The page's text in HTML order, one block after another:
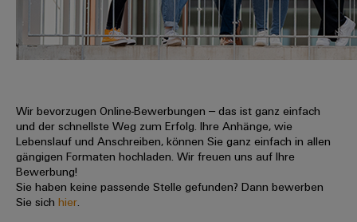
erlebbar
werden.
Datencenter
Produkte
für
Rechenzentren
–
effizient,
zuverlässig,
skalierbar
Anschlusstechnologie
DC-
u-
OS
Edge
Computing
Industrial
Leiterplattenklemmen
Gehäusesysteme
komponenten
Kabeleinführungssysteme
und
-
komponenten
Fast
Delivery
Beratung
und
digitale
Planung
uns
Promotionfahrzeug
Distribution
Info
für
unsere
Partner
Weidmüller
Zahlen
Unser
Vorstand
Nachhaltigkeit
Karriere
Stellen
für
Berufserfahrene
Für
Studierende
Werkstudententätigkeiten
Praktika
Wir bevorzugen Online-Bewerbungen – das ist ganz einfach
und der schnellste Weg zum Erfolg. Ihre Anhänge, wie
Lebenslauf und Anschreiben, können Sie ganz einfach in allen
gängigen Formaten hochladen. Wir freuen uns auf Ihre
Bewerbung!
Sie haben keine passende Stelle gefunden? Dann bewerben
Sie sichhier